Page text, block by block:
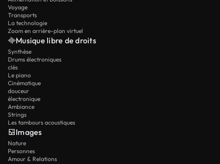
Voyage
Transports
La technologie
Zoom en arrière-plan virtuel
Musique libre de droits
Synthèse
Drums électroniques
clés
Le piano
Cinématique
douceur
électronique
Ambiance
Strings
Les tambours acoustiques
Images
Nature
Personnes
Amour & Relations